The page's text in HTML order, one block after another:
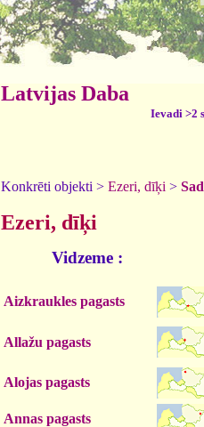
Latvijas Daba
Ievadi >2
Konkrēti objekti > Ezeri, dīķi >
Ezeri, dīķi
Vidzeme :
Aizkraukles pagasts
Allažu pagasts
Alojas pagasts
Annas pagasts